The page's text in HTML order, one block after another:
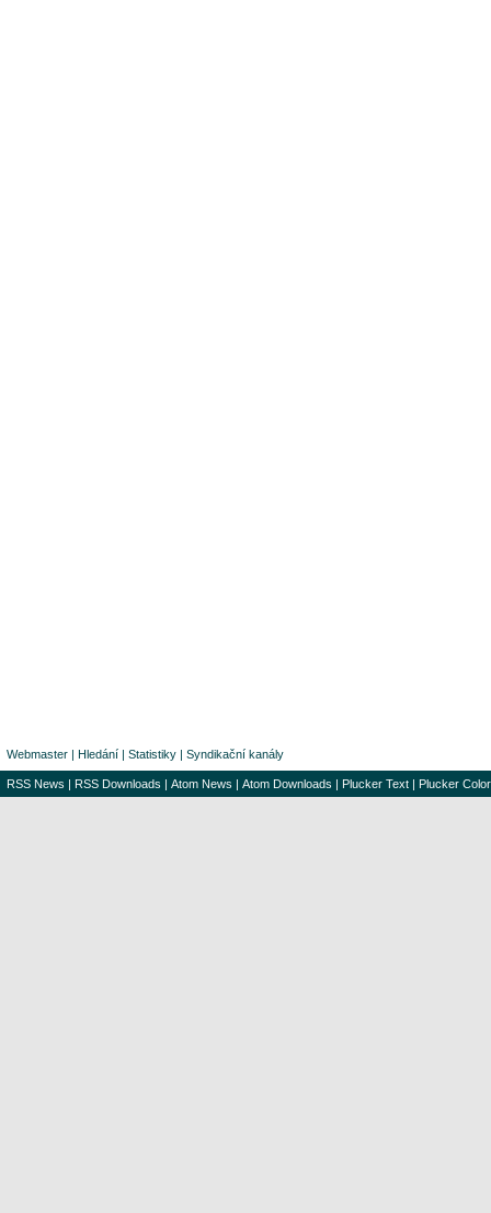
Webmaster | Hledání | Statistiky | Syndikační kanály
RSS News | RSS Downloads | Atom News | Atom Downloads | Plucker Text | Plucker Color